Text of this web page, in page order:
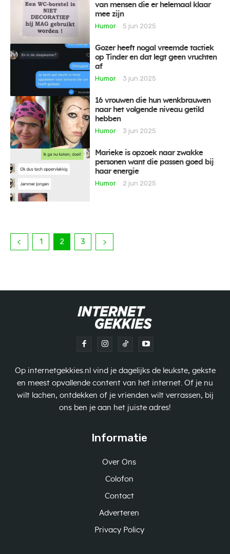
van mensen die er helemaal klaar
mee zijn
Humor
5 jun 2025
Gozer heeft nogal vreemde tactiek
op Tinder en dat legt geen vruchten
af
Humor
3 jun 2025
16 vrouwen die hun wenkbrauwen
naar het volgende niveau getild
hebben
Humor
3 jun 2025
Marieke is opzoek naar zwakke
personen want die passen goed bij
haar energie
Humor
2 jun 2025
1 2 3
Op internetgekkies.nl vind je dagelijks de leukste, gekste
en meest opvallende content van het internet. Of je nu
wilt lachen, ontdekken of je vrienden wilt verrassen, bij
ons ben je aan het juiste adres!
Informatie
Over Ons
Colofon
Contact
Adverteren
Privacy Policy